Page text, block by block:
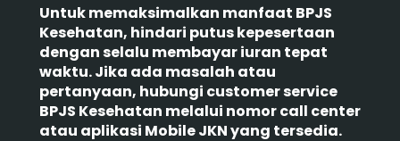
Untuk memaksimalkan manfaat BPJS
Kesehatan, hindari putus kepesertaan
dengan selalu membayar iuran tepat
waktu. Jika ada masalah atau
pertanyaan, hubungi customer service
BPJS Kesehatan melalui nomor call center
atau aplikasi Mobile JKN yang tersedia.